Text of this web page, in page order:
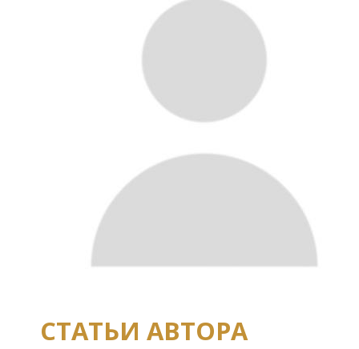
СТАТЬИ АВТОРА